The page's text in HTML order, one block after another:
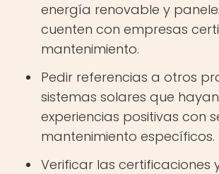
energía renovable y
cuenten con empresas
mantenimiento.
Pedir referencias a otros
sistemas solares que
experiencias positivas con
mantenimiento específicos.
Verificar las certificaciones